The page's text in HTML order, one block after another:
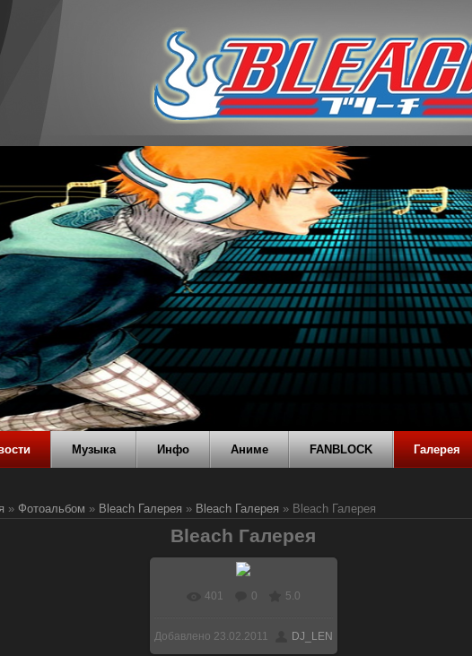
Музыка Инфо Аниме FANBLOCK Галерея
» Фотоальбом » Bleach Галерея » Bleach Галерея » Bleach Галерея
Bleach Галерея
В реальном размере
401x541/ 67.8Kb
401 0 5.0
Добавлено 23.02.2011 DJ_LEN